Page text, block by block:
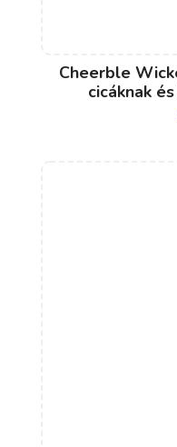
Cheerble
cicáknak